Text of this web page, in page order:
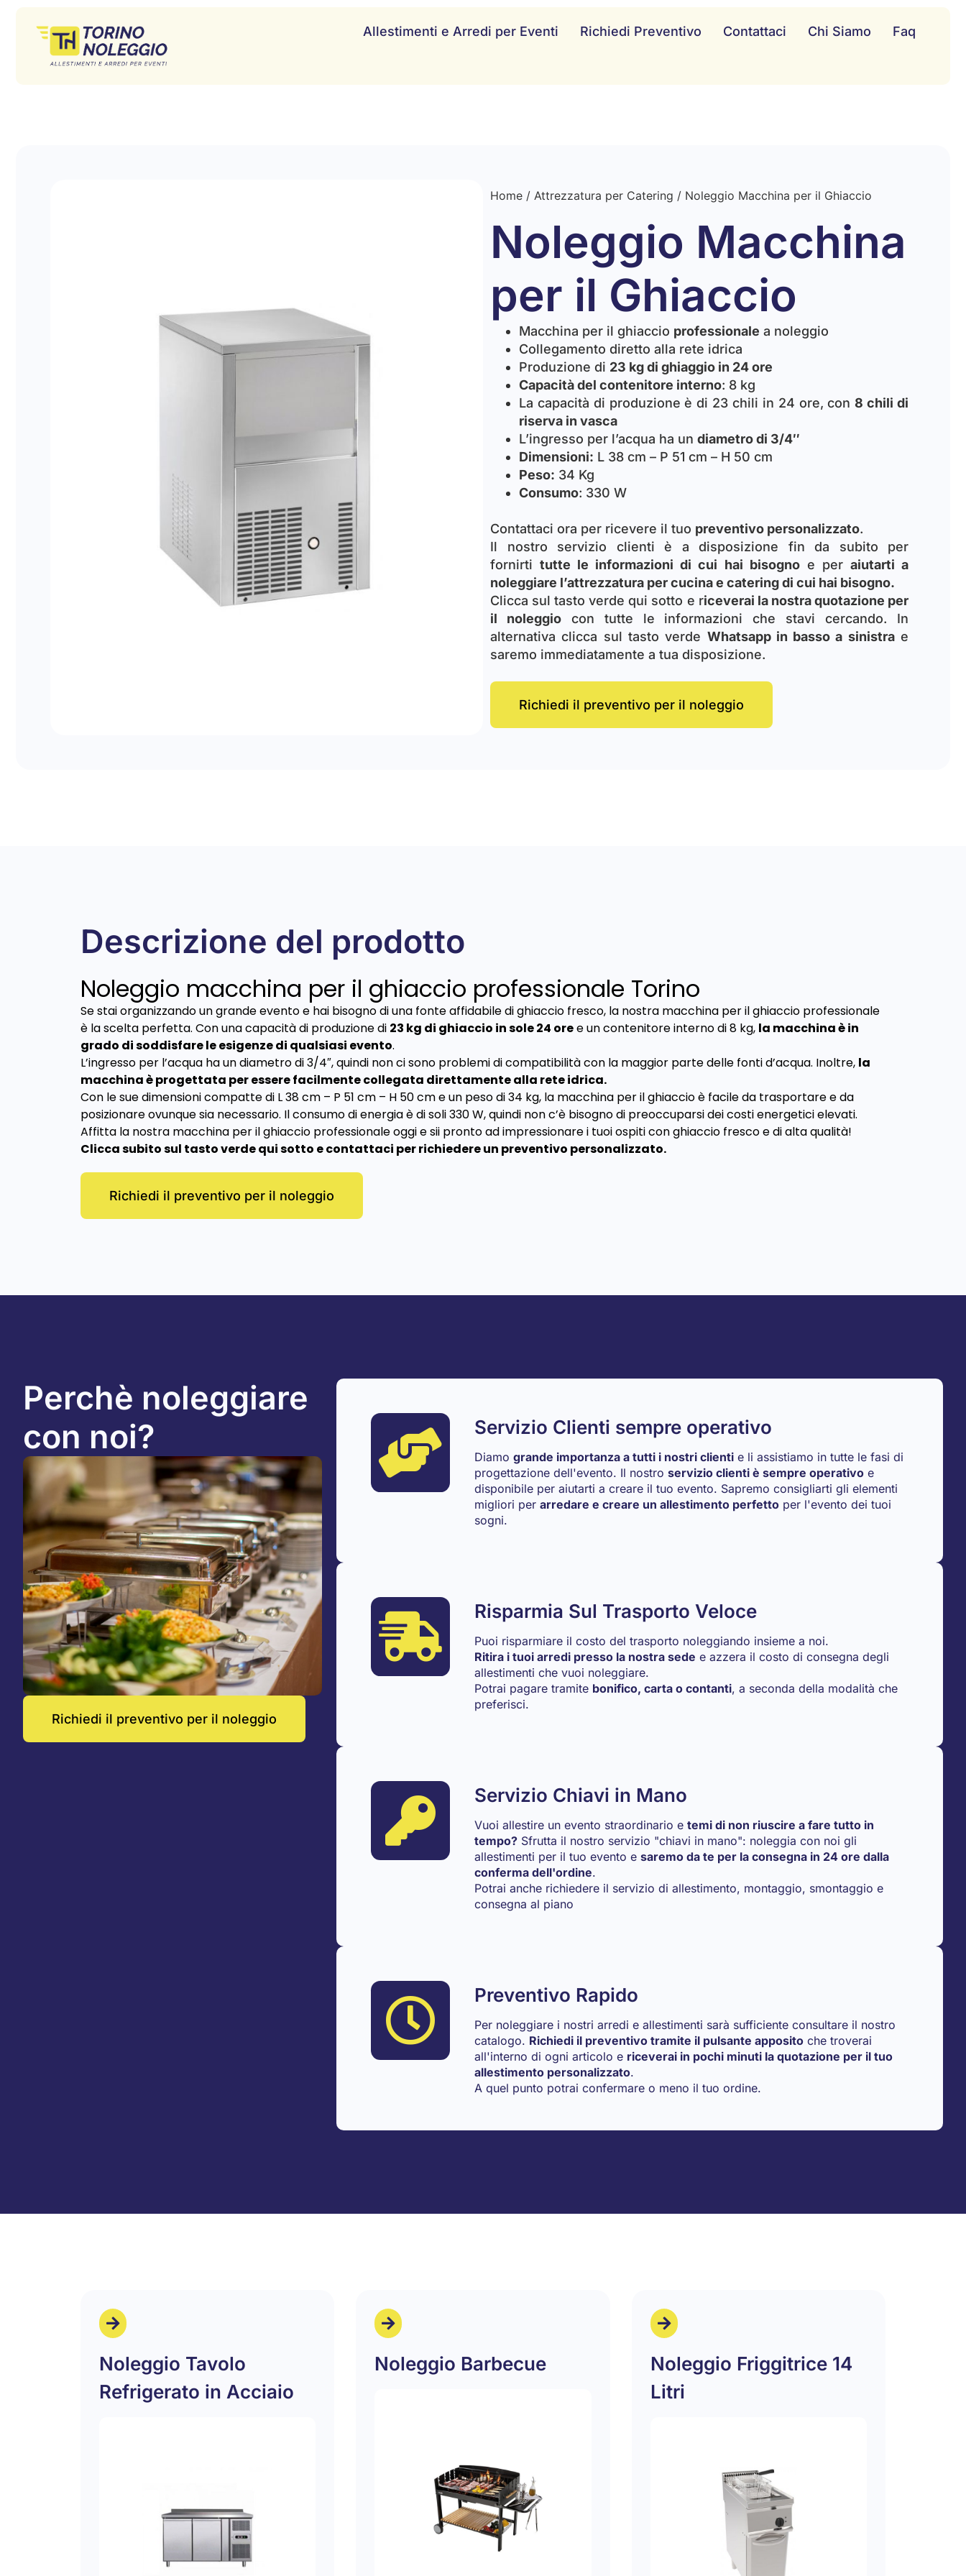
Allestimenti e Arredi per Eventi Richiedi Preventivo Contattaci Chi Siamo Faq
Home / Attrezzatura per Catering / Noleggio Macchina per il Ghiaccio
Noleggio Macchina
per il Ghiaccio
Macchina per il ghiaccio professionale a noleggio
Collegamento diretto alla rete idrica
Produzione di 23 kg di ghiaggio in 24 ore
Capacità del contenitore interno: 8 kg
La capacità di produzione è di 23 chili in 24 ore, con8 chili di
riserva in vasca
L’ingresso per l’acqua ha un diametro di 3/4″
Dimensioni: L 38 cm – P 51 cm – H 50 cm
Peso: 34 Kg
Consumo: 330 W
Contattaci ora per ricevere il tuo preventivo personalizzato.
Il nostro servizio clienti è a disposizione fin da subito per
fornirtitutte le informazioni di cui hai bisognoe per aiutarti a
noleggiare l’attrezzatura per cucina e catering di cui hai bisogno.
Clicca sul tasto verde qui sotto e riceverai la nostra quotazione per
il noleggiocon tutte le informazioni che stavi cercando. In
alternativa clicca sul tasto verde Whatsapp in basso a sinistrae
saremo immediatamente a tua disposizione.
Richiedi il preventivo per il noleggio
Descrizione del prodotto
Noleggio macchina per il ghiaccio professionale Torino
Se stai organizzando un grande evento e hai bisogno di una fonte affidabile di ghiaccio fresco, la nostra macchina per il ghiaccio professionale
è la scelta perfetta. Con una capacità di produzione di 23 kg di ghiaccio in sole 24 oree un contenitore interno di 8 kg, la macchina è in
grado di soddisfare le esigenze di qualsiasi evento.
L’ingresso per l’acqua ha un diametro di 3/4″, quindi non ci sono problemi di compatibilità con la maggior parte delle fonti d’acqua. Inoltre, la
macchina è progettata per essere facilmente collegata direttamente alla rete idrica.
Con le sue dimensioni compatte di L 38 cm – P 51 cm – H 50 cm e un peso di 34 kg, la macchina per il ghiaccio è facile da trasportare e da
posizionare ovunque sia necessario. Il consumo di energia è di soli 330 W, quindi non c’è bisogno di preoccuparsi dei costi energetici elevati.
Affitta la nostra macchina per il ghiaccio professionale oggi e sii pronto ad impressionare i tuoi ospiti con ghiaccio fresco e di alta qualità!
Clicca subito sul tasto verde qui sotto e contattaci per richiedere un preventivo personalizzato.
Richiedi il preventivo per il noleggio
Perchè noleggiare
con noi?
Richiedi il preventivo per il noleggio
Servizio Clienti sempre operativo
Diamo grande importanza a tutti i nostri clientie li assistiamo in tutte le fasi di
progettazione dell'evento. Il nostro servizio clienti è sempre operativoe
disponibile per aiutarti a creare il tuo evento. Sapremo consigliarti gli elementi
migliori per arredare e creare un allestimento perfettoper l'evento dei tuoi
sogni.
Risparmia Sul Trasporto Veloce
Puoi risparmiare il costo del trasporto noleggiando insieme a noi.
Ritira i tuoi arredi presso la nostra sede e azzera il costo di consegna degli
allestimenti che vuoi noleggiare.
Potrai pagare tramite bonifico, carta o contanti, a seconda della modalità che
preferisci.
Servizio Chiavi in Mano
Vuoi allestire un evento straordinario e temi di non riuscire a fare tutto in
tempo?Sfrutta il nostro servizio "chiavi in mano": noleggia con noi gli
allestimenti per il tuo evento e saremo da te per la consegna in 24 ore dalla
conferma dell'ordine.
Potrai anche richiedere il servizio di allestimento, montaggio, smontaggio e
consegna al piano
Preventivo Rapido
Per noleggiare i nostri arredi e allestimenti sarà sufficiente consultare il nostro
catalogo. Richiedi il preventivo tramite il pulsante appositoche troverai
all'interno di ogni articolo e riceverai in pochi minuti la quotazione per il tuo
allestimento personalizzato.
A quel punto potrai confermare o meno il tuo ordine.
Noleggio Tavolo
Refrigerato in Acciaio
Noleggio Barbecue
Noleggio Friggitrice 14
Litri